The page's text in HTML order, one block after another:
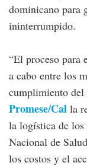
dominicano para
ininterrumpido.
“El proceso para
a cabo entre los
cumplimiento del
Promese/Cal la
la logística de los
Nacional de
los costos y el